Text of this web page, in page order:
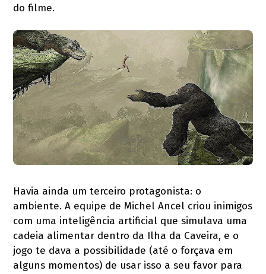
do filme.
Havia ainda um terceiro protagonista: o
ambiente. A equipe de Michel Ancel criou inimigos
com uma inteligência artificial que simulava uma
cadeia alimentar dentro da Ilha da Caveira, e o
jogo te dava a possibilidade (até o forçava em
alguns momentos) de usar isso a seu favor para